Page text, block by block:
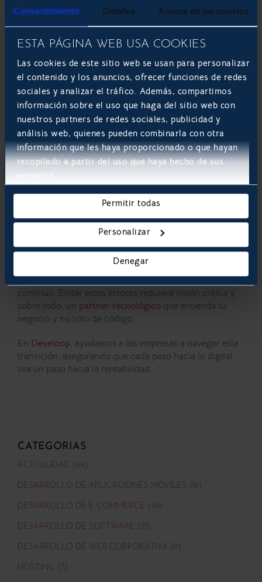
Consentimiento Detalles Acerca de las cookies
ESTA PÁGINA WEB USA COOKIES
Las cookies de este sitio web se usan para personalizar
el contenido y los anuncios, ofrecer funciones de redes
sociales y analizar el tráfico. Además, compartimos
información sobre el uso que haga del sitio web con
nuestros partners de redes sociales, publicidad y
análisis web, quienes pueden combinarla con otra
información que les haya proporcionado o que hayan
recopilado a partir del uso que haya hecho de sus
servicios.
Permitir todas
Personalizar
Denegar
empresa lo haga.En Develoop siempre decimos:
piensa en grande, empieza pequeño, pero escala
rápido.
5. Descuidar la calidad y seguridad de
los datos
La digitalización genera una cantidad ingente de
información. Si esos datos no son precisos o no están
protegidos, se convierten en un riesgo.
El error:No establecer protocolos de seguridad
desde el minuto uno o migrar datos «sucios»
Cómo evitarlo:Implementa políticas deData
. Asegúrate de que la ciberseguridad
sea una prioridad estructural, no un parche que
se pone al final del proyecto.
Conclusión: El éxito está en el acompañamiento
Digitalizar no es un evento único, es un proceso
continuo. Evitar estos errores requiere visión crítica y,
sobre todo, un partner tecnológico que entienda tu
negocio y no solo de código.
En Develoop , ayudamos a las empresas a navegar esta
transición, asegurando que cada paso hacia lo digital
sea un paso hacia la rentabilidad.
CATEGORIAS
ACTUALIDAD (44)
DESARROLLO DE APLICACIONES MÓVILES (16)
DESARROLLO DE E-COMMERCE (48)
DESARROLLO DE SOFTWARE (21)
DESARROLLO DE WEB CORPORATIVA (9)
HOSTING (7)